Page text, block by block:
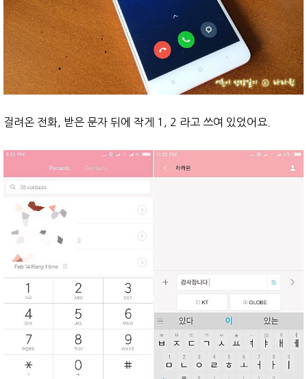
걸려온 전화, 받은 문자 뒤에 작게 1, 2 라고 쓰여 있었어요.